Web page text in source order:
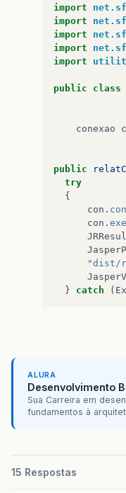
import
import
import
import
import
public class
conexao
public
try
{
con .
con .
"dist/
}
catch (
new
}
}
ALURA
Desenvolvimento
Sua Carreira em
fundamentos à
15 Respostas